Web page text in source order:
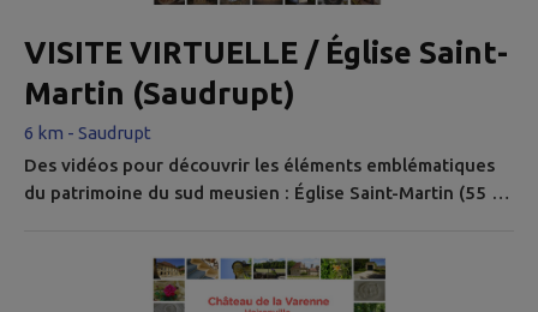
VISITE VIRTUELLE / Église Saint-
Martin (Saudrupt)
6 km - Saudrupt
Des vidéos pour découvrir les éléments emblématiques
du patrimoine du sud meusien : Église Saint-Martin (55 -